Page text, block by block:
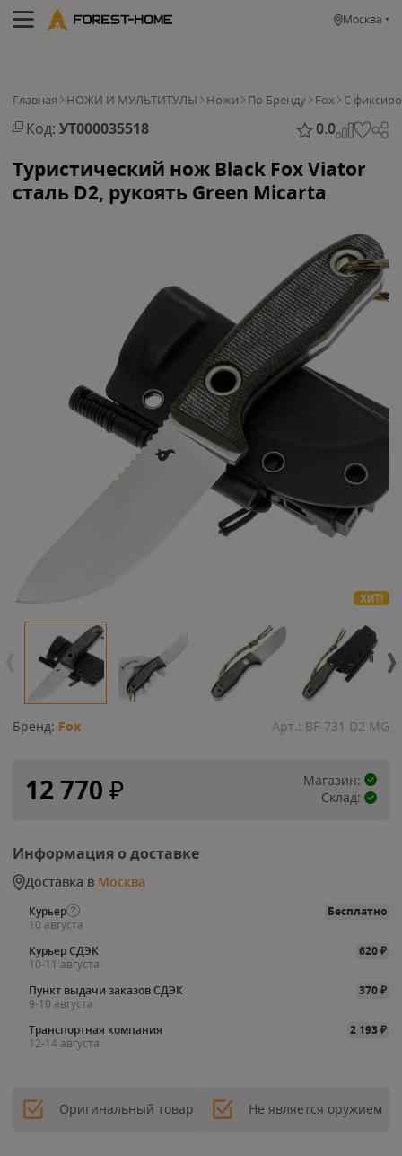
Москва
Главная НОЖИ И МУЛЬТИТУЛЫ Ножи По Бренду Fox С
Код: УТ000035518 0.0
Туристический нож Black Fox Viator
сталь D2, рукоять Green Micarta
ХИТ!
Бренд: Fox Арт.: BF-731 D2 MG
12 770 ₽
Магазин:
Склад:
Информация о доставке
Доставка в Москва
Курьер
Бесплатно
10 августа
Курьер СДЭК
620₽
10-11 августа
Пункт выдачи заказов СДЭК
370₽
9-10 августа
Транспортная компания
2 193₽
12-14 августа
Оригинальный товар Не является оружием